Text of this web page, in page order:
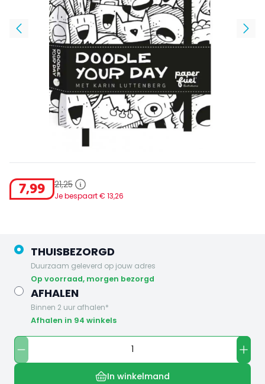
7,99 21,25
Je bespaart € 13,26
THUISBEZORGD
Duurzaam geleverd op jouw adres
op voorraad, morgen bezorgd
AFHALEN
Binnen 2 uur afhalen*
Afhalen in 94 winkels
In winkelmand